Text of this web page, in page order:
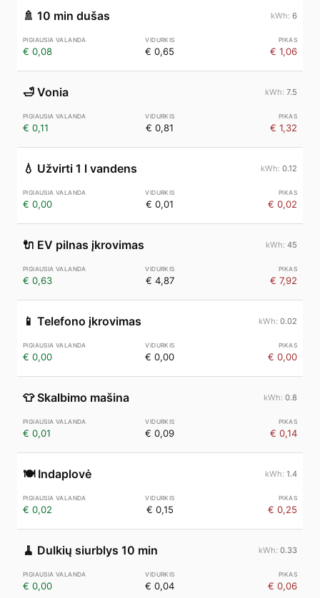
🚿 10 min dušas 6
€ 0,08 € 0,65 € 1,06
🛁 Vonia 7.5
€ 0,11 € 0,81 € 1,32
💧 Užvirti 1 l vandens 0.12
€ 0,00 € 0,01 € 0,02
🔌 EV pilnas įkrovimas 45
€ 0,63 € 4,87 € 7,92
📱 Telefono įkrovimas 0.02
€ 0,00 € 0,00 € 0,00
👕 Skalbimo mašina 0.8
€ 0,01 € 0,09 € 0,14
🍽️ Indaplovė 1.4
€ 0,02 € 0,15 € 0,25
🧹 Dulkių siurblys 10 min 0.33
€ 0,00 € 0,04 € 0,06